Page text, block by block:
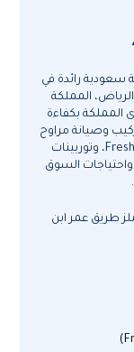
سعودية رائدة في
المملكة
المملكة بكفاءة
وصيانة مراوح
الشفط المركزية (Suction Fans)، أنظمة Fresh Air، وتوربينات
واحتياجات السوق
طريق عمر ابن